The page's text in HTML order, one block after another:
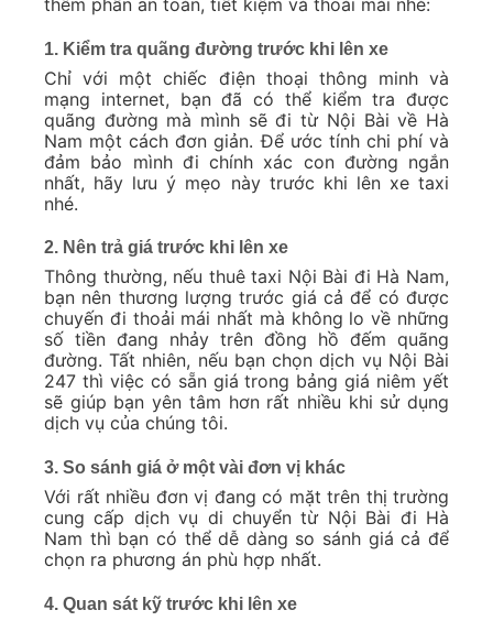
1. Kiểm tra quãng đường trước khi lên xe
Chỉ với một chiếc điện thoại thông minh và
mạng internet, bạn đã có thể kiểm tra được
quãng đường mà mình sẽ đi từ Nội Bài về Hà
Nam một cách đơn giản. Để ước tính chi phí và
đảm bảo mình đi chính xác con đường ngắn
nhất, hãy lưu ý mẹo này trước khi lên xe taxi
nhé.
2. Nên trả giá trước khi lên xe
Thông thường, nếu thuê taxi Nội Bài đi Hà Nam,
bạn nên thương lượng trước giá cả để có được
chuyến đi thoải mái nhất mà không lo về những
số tiền đang nhảy trên đồng hồ đếm quãng
đường. Tất nhiên, nếu bạn chọn dịch vụ Nội Bài
247 thì việc có sẵn giá trong bảng giá niêm yết
sẽ giúp bạn yên tâm hơn rất nhiều khi sử dụng
dịch vụ của chúng tôi.
3. So sánh giá ở một vài đơn vị khác
Với rất nhiều đơn vị đang có mặt trên thị trường
cung cấp dịch vụ di chuyển từ Nội Bài đi Hà
Nam thì bạn có thể dễ dàng so sánh giá cả để
chọn ra phương án phù hợp nhất.
4. Quan sát kỹ trước khi lên xe